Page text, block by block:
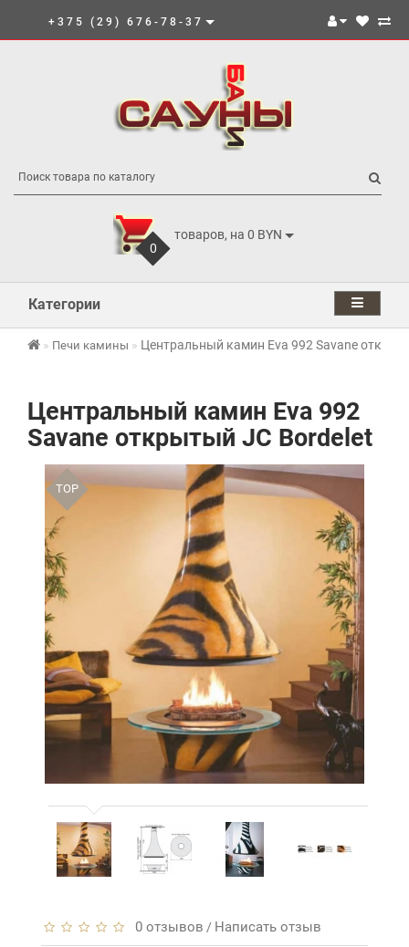
+375 (29) 676-78-37
0
товаров, на 0 BYN
Категории
Печи камины Центральный камин Eva 992 Savane
Центральный камин Eva 992
Savane открытый JC Bordelet
TOP
0 отзывов / Написать отзыв